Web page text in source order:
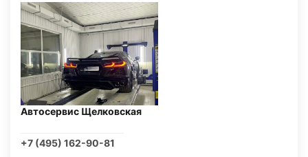
Автосервис Щелковская
+7 (495) 162-90-81